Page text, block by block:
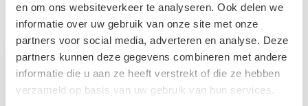
en om ons websiteverkeer te analyseren. Ook delen we
informatie over uw gebruik van onze site met onze
partners voor social media, adverteren en analyse. Deze
partners kunnen deze gegevens combineren met andere
informatie die u aan ze heeft verstrekt of die ze hebben
verzameld op basis van uw gebruik van hun services.
Recent bekeken